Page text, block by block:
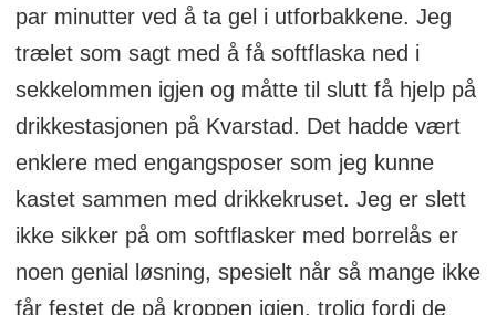
par minutter ved å ta gel i utforbakkene. Jeg
trælet som sagt med å få softflaska ned i
sekkelommen igjen og måtte til slutt få hjelp på
drikkestasjonen på Kvarstad. Det hadde vært
enklere med engangsposer som jeg kunne
kastet sammen med drikkekruset. Jeg er slett
ikke sikker på om softflasker med borrelås er
noen genial løsning, spesielt når så mange ikke
får festet de på kroppen igjen, trolig fordi de